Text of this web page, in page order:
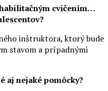
cvičením…
inštruktora, ktorý bude
stavom a prípadnými
aj nejaké pomôcky?